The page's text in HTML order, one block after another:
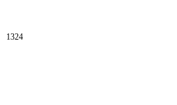
1324